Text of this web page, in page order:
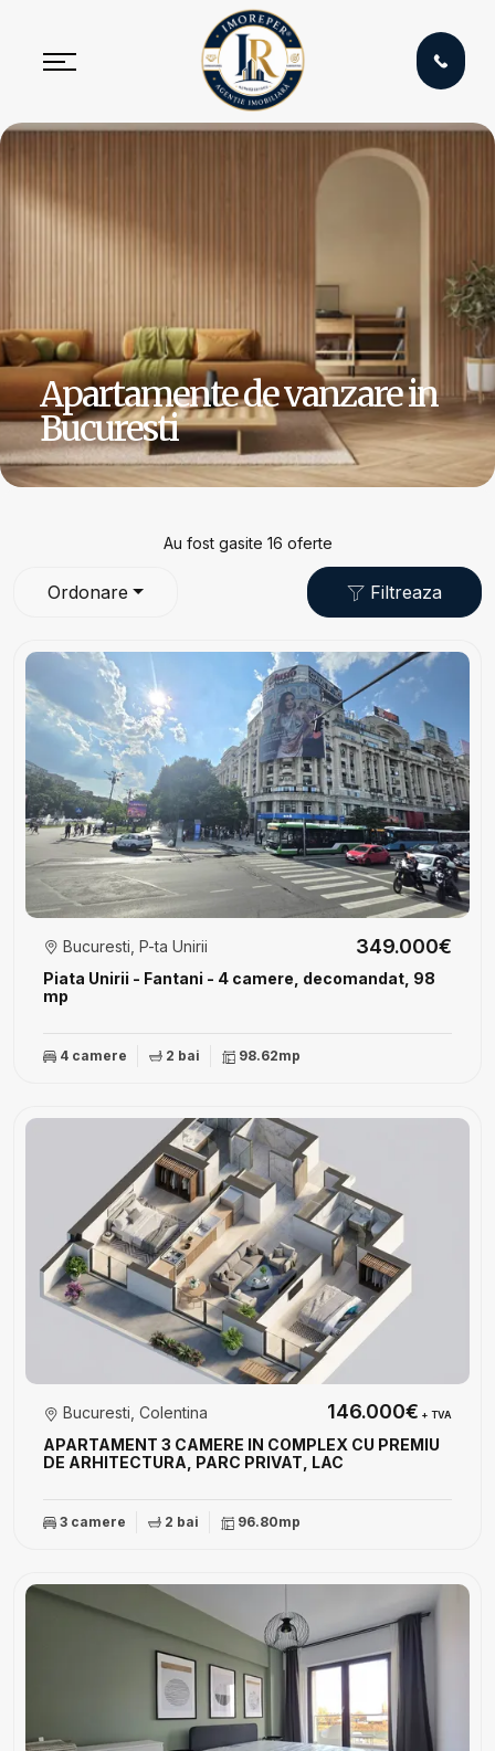
Apartamente de vanzare in
Bucuresti
Au fost gasite 16 oferte
Ordonare Filtreaza
Piata Unirii - Fantani - 4 camere, decomandat, 98
mp
Bucuresti, P-ta Unirii 349.000€
4 camere 2 bai 98.62mp
APARTAMENT 3 CAMERE IN COMPLEX CU PREMIU
DE ARHITECTURA, PARC PRIVAT, LAC
Bucuresti, Colentina 146.000€ + TVA
3 camere 2 bai 96.80mp